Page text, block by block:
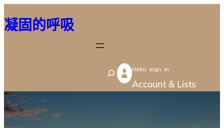
至
容
凝固的呼吸
S
e
Hello sign in
Account & Lists